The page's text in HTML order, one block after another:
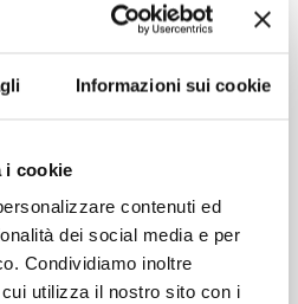
Informazioni sui cookie
i cookie
contenuti ed
dei social media e per
Condividiamo inoltre
utilizza il nostro sito con i
patrona di Palermo, è uno
importanti e suggestivi
con solenni processioni,
e fuochi d’artificio.
Santuzza
in eremitaggio sul Monte
divenne celebre quando, nel
epidemia di peste a
santa furono portate in